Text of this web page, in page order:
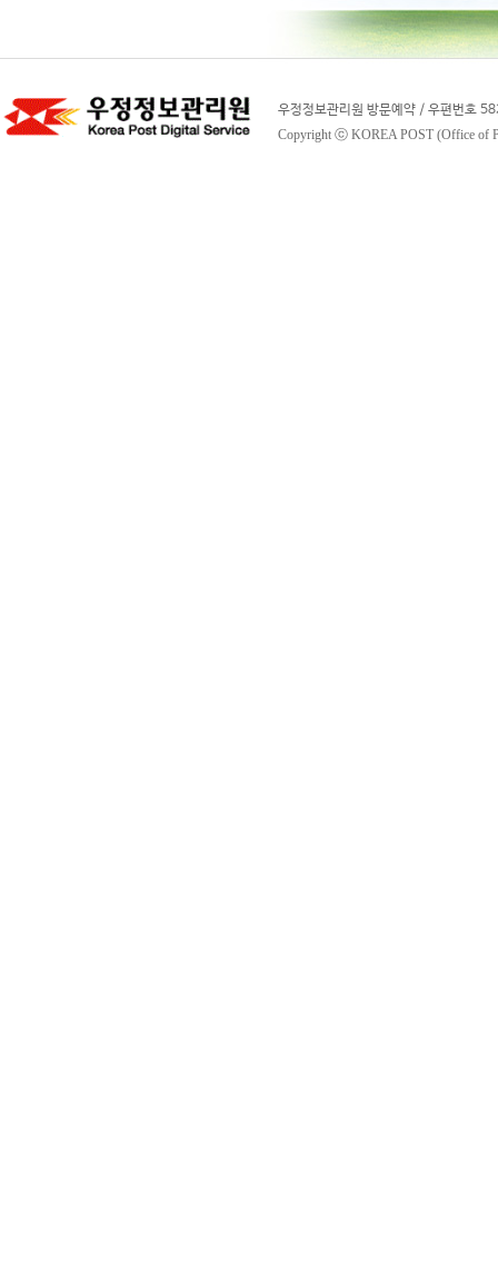
우정정보관리원 방문예약 / 우편번호
Copyright ⓒ KOREA POST (Office of